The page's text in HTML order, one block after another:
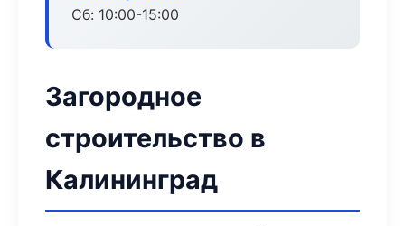
Сб: 10:00-15:00
Загородное
строительство в
Калининград